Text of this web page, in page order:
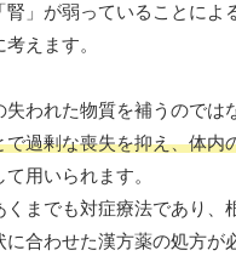
腎」が弱っていることによ
えます。
われた物質を補うのでは
で過剰な喪失を抑え、体内
用いられます。
くまでも対症療法であり、
合わせた漢方薬の処方が